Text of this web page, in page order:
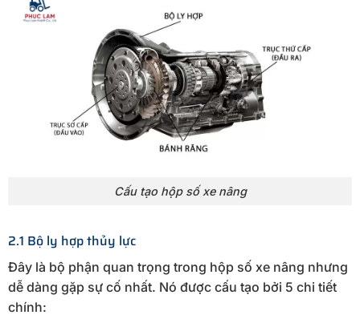
Cấu tạo hộp số xe nâng
2.1 Bộ ly hợp thủy lực
Đây là bộ phận quan trọng trong hộp số xe nâng nhưng
dễ dàng gặp sự cố nhất. Nó được cấu tạo bởi 5 chi tiết
chính: